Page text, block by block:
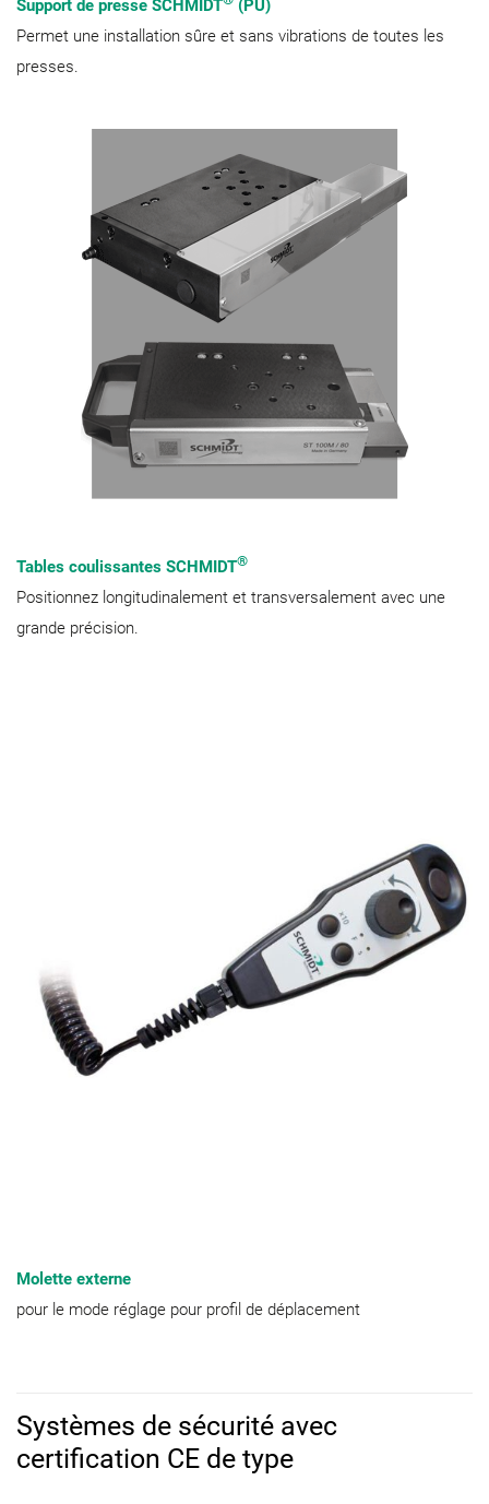
Support de presse SCHMIDT
(PU)
Permet une installation sûre et sans vibrations de toutes les
presses.
Tables coulissantes SCHMIDT®
Positionnez longitudinalement et transversalement avec une
grande précision.
Molette externe
pour le mode réglage pour profil de déplacement
Systèmes de sécurité avec
certification CE de type